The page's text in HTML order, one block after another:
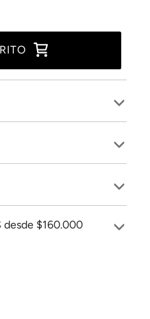
desde $160.000